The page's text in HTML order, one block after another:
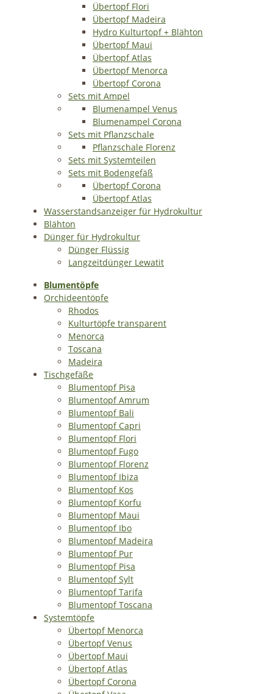
Übertopf Flori
Übertopf Madeira
Hydro Kulturtopf + Blähton
Übertopf Maui
Übertopf Atlas
Übertopf Menorca
Übertopf Corona
Sets mit Ampel
Blumenampel Venus
Blumenampel Corona
Sets mit Pflanzschale
Pflanzschale Florenz
Sets mit Systemteilen
Sets mit Bodengefäß
Übertopf Corona
Übertopf Atlas
Wasserstandsanzeiger für Hydrokultur
Blähton
Dünger für Hydrokultur
Dünger Flüssig
Langzeitdünger Lewatit
Blumentöpfe
Orchideentöpfe
Rhodos
Kulturtöpfe transparent
Menorca
Toscana
Madeira
Tischgefäße
Blumentopf Pisa
Blumentopf Amrum
Blumentopf Bali
Blumentopf Capri
Blumentopf Flori
Blumentopf Fugo
Blumentopf Florenz
Blumentopf Ibiza
Blumentopf Kos
Blumentopf Korfu
Blumentopf Maui
Blumentopf Ibo
Blumentopf Madeira
Blumentopf Pur
Blumentopf Pisa
Blumentopf Sylt
Blumentopf Tarifa
Blumentopf Toscana
Systemtöpfe
Übertopf Menorca
Übertopf Venus
Übertopf Maui
Übertopf Atlas
Übertopf Corona